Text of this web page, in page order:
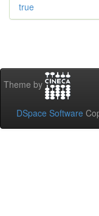
true
Theme by
DSpace Software